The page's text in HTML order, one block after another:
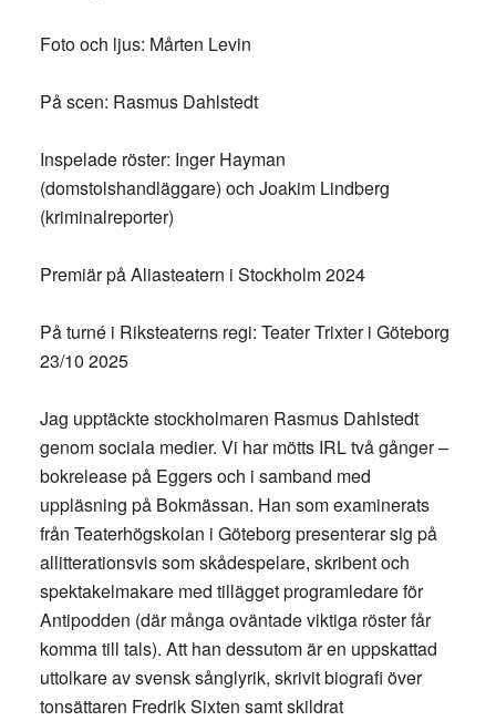
Foto och ljus: Mårten Levin
På scen: Rasmus Dahlstedt
Inspelade röster: Inger Hayman
(domstolshandläggare) och Joakim Lindberg
(kriminalreporter)
Premiär på Aliasteatern i Stockholm 2024
På turné i Riksteaterns regi: Teater Trixter i Göteborg
23/10 2025
Jag upptäckte stockholmaren Rasmus Dahlstedt
genom sociala medier. Vi har mötts IRL två gånger –
bokrelease på Eggers och i samband med
uppläsning på Bokmässan. Han som examinerats
från Teaterhögskolan i Göteborg presenterar sig på
allitterationsvis som skådespelare, skribent och
spektakelmakare med tillägget programledare för
Antipodden (där många oväntade viktiga röster får
komma till tals). Att han dessutom är en uppskattad
uttolkare av svensk sånglyrik, skrivit biografi över
tonsättaren Fredrik Sixten samt skildrat